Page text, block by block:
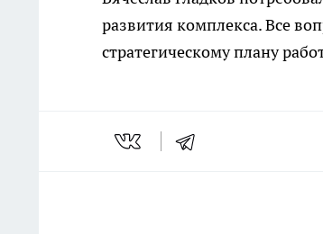
развития комплекса. Все
стратегическому плану